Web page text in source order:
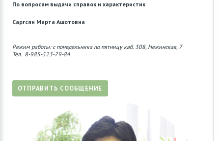
По вопросам выдачи справок и характеристик
Саргсян Марта Ашотовна
Режим работы: с понедельника по пятницу каб. 308, Нежинская, 7
Тел. 8-985-523-79-84
ОТПРАВИТЬ СООБЩЕНИЕ